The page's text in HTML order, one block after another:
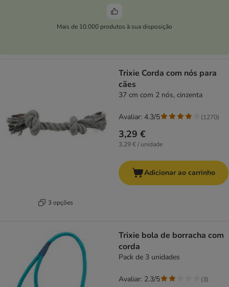
Mais de 10.000 produtos à sua disposição
3 opções
Trixie Corda com nós para
cães
37 cm com 2 nós, cinzenta
3,29 €
3,29 € / unidade
Avaliar: 4.3/5 (1270)
Adicionar ao carrinho
Trixie bola de borracha com
corda
Pack de 3 unidades
Avaliar: 2.3/5 (3)